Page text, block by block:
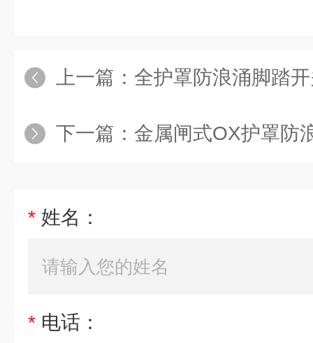
上一篇： 全护罩防浪涌脚踏
下一篇： 金属闸式OX护罩防
* 姓名：
* 电话：